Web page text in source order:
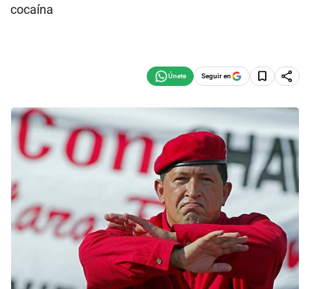
cocaína
Seguir en